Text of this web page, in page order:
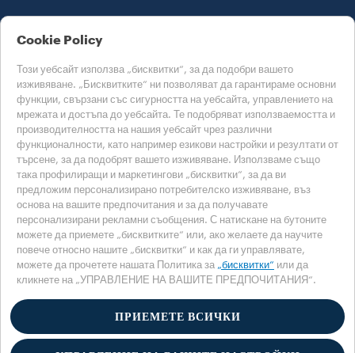
ПОМОЩ
ИЗБЕРЕТЕ СВОЯТА СТРАНА
БЪЛГАРИЯ
Политика за поверителност
Политика за „бисквитки“
Настройки за бисквитки
Accessibility Statement
©2025 Luigi Lavazza SPA. Всички права запазени. – ДДС рег. номер
Cookie Policy
Този уебсайт използва „бисквитки“, за да подобри вашето
изживяване. „Бисквитките“ ни позволяват да гарантираме основни
функции, свързани със сигурността на уебсайта, управлението на
мрежата и достъпа до уебсайта. Те подобряват използваемостта и
производителността на нашия уебсайт чрез различни
функционалности, като например езикови настройки и резултати от
търсене, за да подобрят вашето изживяване. Използваме също
така профилиращи и маркетингови „бисквитки“, за да ви
предложим персонализирано потребителско изживяване, въз
основа на вашите предпочитания и за да получавате
персонализирани рекламни съобщения. С натискане на бутоните
можете да приемете „бисквитките“ или, ако желаете да научите
повече относно нашите „бисквитки“ и как да ги управлявате,
можете да прочетете нашата Политика за „бисквитки“ или да
кликнете на „УПРАВЛЕНИЕ НА ВАШИТЕ ПРЕДПОЧИТАНИЯ“.
ПРИЕМЕТЕ ВСИЧКИ